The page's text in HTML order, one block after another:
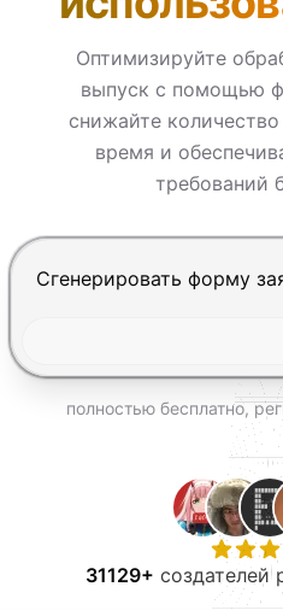
ЦЕНЫ
ВОЙТИ
ПОПРОБОВАТЬ
Оптимизируйте
выпуск с помощью
снижайте
время и
требований
Нажмите Enter, чтобы
полностью бесплатно,
31129+ создателей